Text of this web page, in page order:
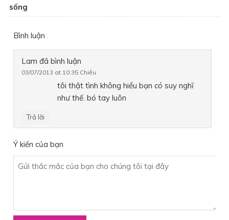
sống
Bình luận
Lam đã bình luận
03/07/2013 at 10:35 Chiều
tôi thật tình không hiểu bạn có suy nghĩ
như thế. bó tay luôn
Trả lời
Ý kiến của bạn